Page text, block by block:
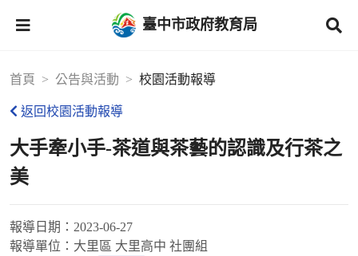
臺中市政府教育局
首頁 公告與活動 校園活動報導
返回校園活動報導
大手牽小手-茶道與茶藝的認識及行茶之
美
報導日期： 2023-06-27
報導單位： 大里區 大里高中 社團組